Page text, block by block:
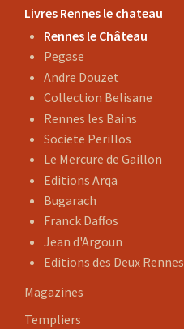
Livres Rennes le chateau
Rennes le Château
Pegase
Andre Douzet
Collection Belisane
Rennes les Bains
Societe Perillos
Le Mercure de Gaillon
Editions Arqa
Bugarach
Franck Daffos
Jean d'Argoun
Editions des Deux Rennes
Magazines
Templiers